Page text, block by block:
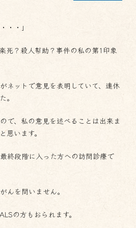
・・」
死？殺人幇助？事件の私の第1印象
ネットで意見を表明していて、連休
。
で、私の意見を述べることは出来ま
思います。
終段階に入った方への訪問診療で
んを問いません。
の方もおられます。